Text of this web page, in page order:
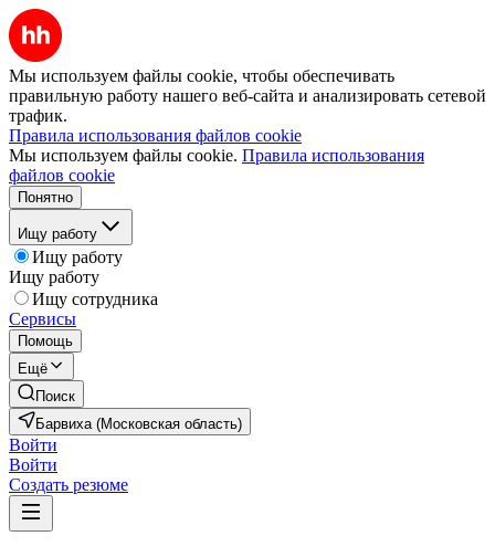
Мы используем файлы cookie, чтобы обеспечивать
правильную работу нашего веб-сайта и анализировать сетевой
трафик.
Правила использования файлов cookie
Мы используем файлы cookie. Правила использования
файлов cookie
Понятно
Ищу работу
Ищу работу
Ищу работу
Ищу сотрудника
Сервисы
Помощь
Ещё
Поиск
Барвиха (Московская область)
Войти
Войти
Создать резюме